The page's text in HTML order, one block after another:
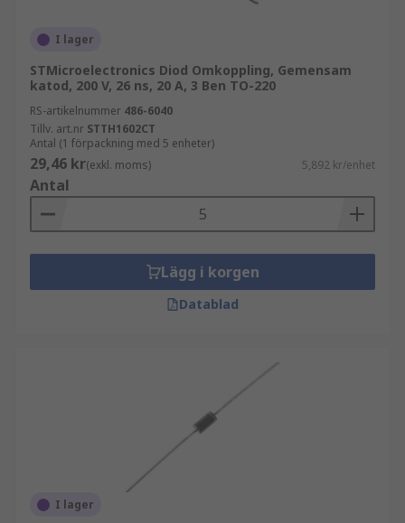
I lager
STMicroelectronics Diod Omkoppling, Gemensam
katod, 200 V, 26 ns, 20 A, 3 Ben TO-220
RS-artikelnummer 486-6040
Tillv. art.nr STTH1602CT
Antal (1 förpackning med 5 enheter)
29,46 kr(exkl. moms) 5,892 kr/enhet
Antal
Lägg i korgen
Datablad
I lager